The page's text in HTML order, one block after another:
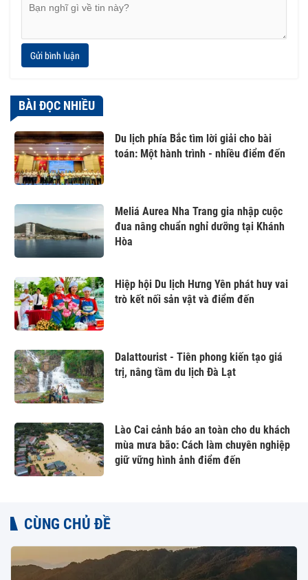
Gửi bình luận
BÀI ĐỌC NHIỀU
Du lịch phía Bắc tìm lời giải cho bài
toán: Một hành trình - nhiều điểm đến
Meliá Aurea Nha Trang gia nhập cuộc
đua nâng chuẩn nghỉ dưỡng tại Khánh
Hòa
Hiệp hội Du lịch Hưng Yên phát huy vai
trò kết nối sản vật và điểm đến
Dalattourist - Tiên phong kiến tạo giá
trị, nâng tầm du lịch Đà Lạt
Lào Cai cảnh báo an toàn cho du khách
mùa mưa bão: Cách làm chuyên nghiệp
giữ vững hình ảnh điểm đến
CÙNG CHỦ ĐỀ